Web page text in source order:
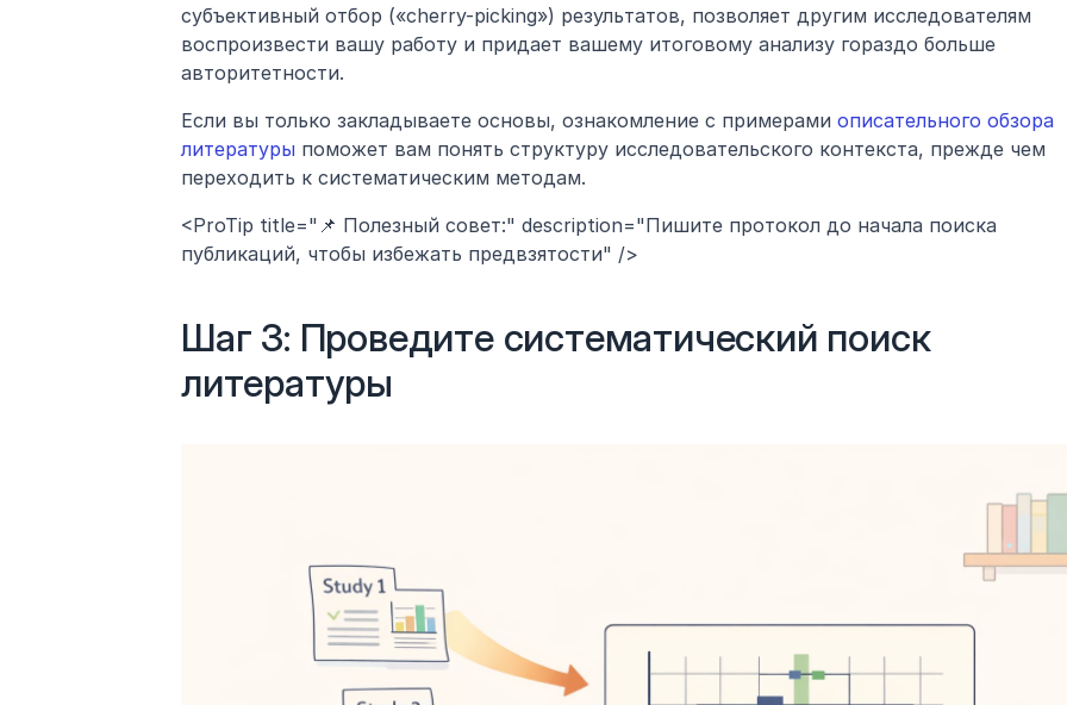
субъективный отбор («cherry-picking») результатов, позволяет другим исследователям
воспроизвести вашу работу и придает вашему итоговому анализу гораздо больше
авторитетности.
Если вы только закладываете основы, ознакомление с примерами описательного обзора
литературы поможет вам понять структуру исследовательского контекста, прежде чем
переходить к систематическим методам.
<ProTip title="📌 Полезный совет:" description="Пишите протокол до начала поиска
публикаций, чтобы избежать предвзятости" />
Шаг 3: Проведите систематический поиск
литературы